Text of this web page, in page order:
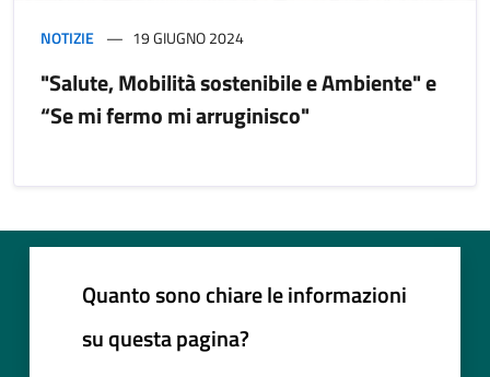
NOTIZIE 19 GIUGNO 2024
"Salute, Mobilità sostenibile e Ambiente" e
“Se mi fermo mi arruginisco"
Quanto sono chiare le informazioni
su questa pagina?